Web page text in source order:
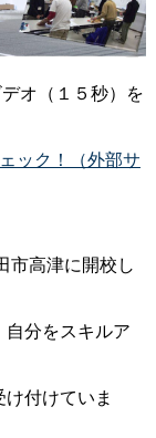
オ（１５秒）を
ック！（外部サ
市高津に開校し
分をスキルア
付けていま